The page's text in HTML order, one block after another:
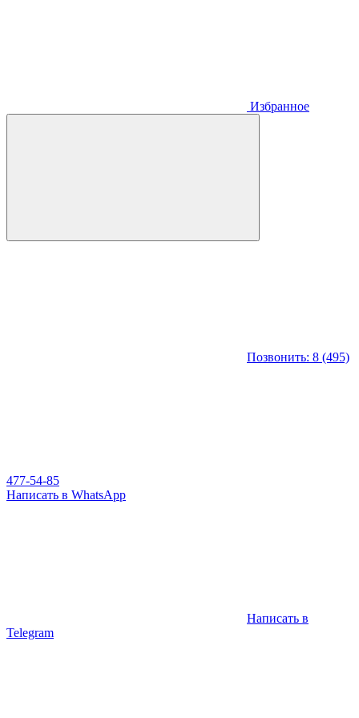
Избранное
Позвонить: 8 (495)
477-54-85
Написать в WhatsApp
Написать в
Telegram